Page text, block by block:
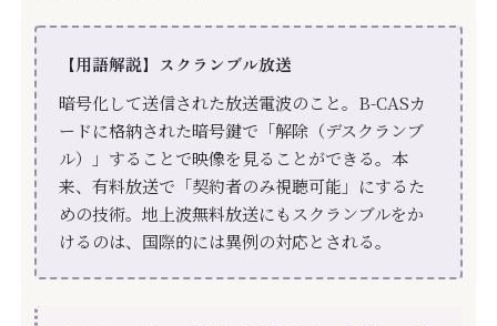
【用語解説】スクランブル放送
暗号化して送信された放送電波のこと。B-CASカ
ードに格納された暗号鍵で「解除（デスクランブ
ル）」することで映像を見ることができる。本
来、有料放送で「契約者のみ視聴可能」にするた
めの技術。地上波無料放送にもスクランブルをか
けるのは、国際的には異例の対応とされる。